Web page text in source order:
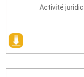
Activité